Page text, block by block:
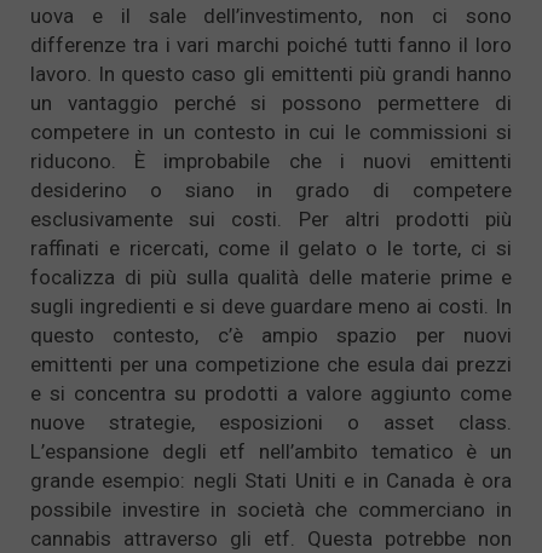
uova e il sale dell’investimento, non ci sono
differenze tra i vari marchi poiché tutti fanno il loro
lavoro. In questo caso gli emittenti più grandi hanno
un vantaggio perché si possono permettere di
competere in un contesto in cui le commissioni si
riducono. È improbabile che i nuovi emittenti
desiderino o siano in grado di competere
esclusivamente sui costi. Per altri prodotti più
raffinati e ricercati, come il gelato o le torte, ci si
focalizza di più sulla qualità delle materie prime e
sugli ingredienti e si deve guardare meno ai costi. In
questo contesto, c’è ampio spazio per nuovi
emittenti per una competizione che esula dai prezzi
e si concentra su prodotti a valore aggiunto come
nuove strategie, esposizioni o asset class.
L’espansione degli etf nell’ambito tematico è un
grande esempio: negli Stati Uniti e in Canada è ora
possibile investire in società che commerciano in
cannabis attraverso gli etf. Questa potrebbe non